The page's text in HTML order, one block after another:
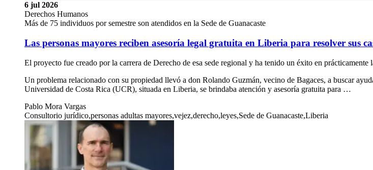
6 jul 2026
Derechos Humanos
Más de 75 individuos por semestre son atendidos en la Sede de Guanacaste
Las personas mayores reciben asesoría legal gratuita en Liberia para resolver sus
El proyecto fue creado por la carrera de Derecho de esa sede regional y ha tenido un éxito en prácticamente
Un problema relacionado con su propiedad llevó a don Rolando Guzmán, vecino de Bagaces, a buscar
Universidad de Costa Rica (UCR), situada en Liberia, se brindaba atención y asesoría gratuita para …
Pablo Mora Vargas
Consultorio jurídico,personas adultas mayores,vejez,derecho,leyes,Sede de Guanacaste,Liberia